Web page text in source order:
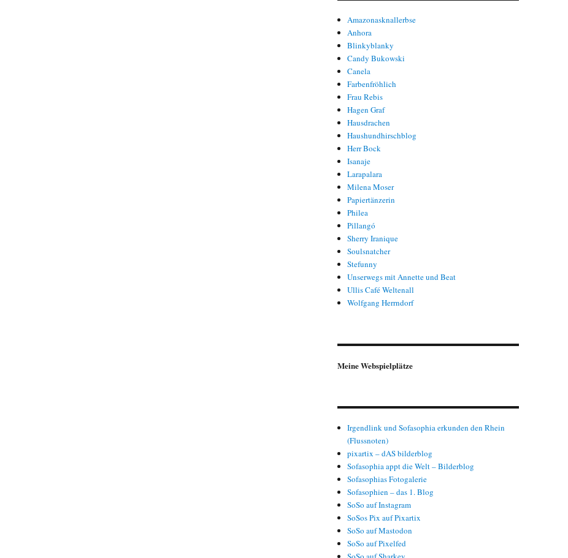
Amazonasknallerbse
Anhora
Blinkyblanky
Candy Bukowski
Canela
Farbenfröhlich
Frau Rebis
Hagen Graf
Hausdrachen
Haushundhirschblog
Herr Bock
Isanaje
Larapalara
Milena Moser
Papiertänzerin
Philea
Pillangó
Sherry Iranique
Soulsnatcher
Stefunny
Unserwegs mit Annette und Beat
Ullis Café Weltenall
Wolfgang Herrndorf
Meine Webspielplätze
Irgendlink und Sofasophia erkunden den Rhein
(Flussnoten)
pixartix – dAS bilderblog
Sofasophia appt die Welt – Bilderblog
Sofasophias Fotogalerie
Sofasophien – das 1. Blog
SoSo auf Instagram
SoSos Pix auf Pixartix
SoSo auf Mastodon
SoSo auf Pixelfed